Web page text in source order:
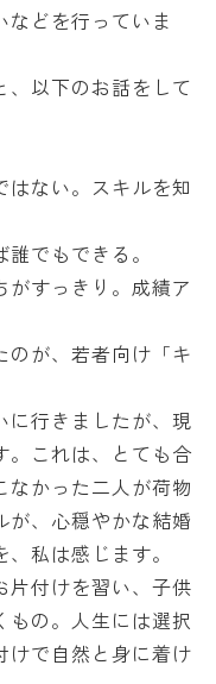
などを行っていま
、以下のお話をして
はない。スキルを知
誰でもできる。
がすっきり。成績ア
のが、若者向け「キ
に行きましたが、現
。これは、とても合
なかった二人が荷物
が、心穏やかな結婚
私は感じます。
片付けを習い、子供
もの。人生には選択
けで自然と身に着け